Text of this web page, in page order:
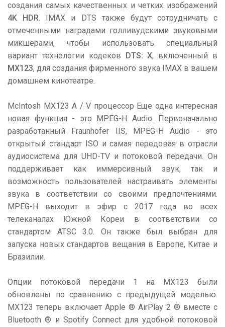
создания самых качественных и четких изображений
4K HDR. IMAX и DTS также будут сотрудничать с
отмеченными наградами голливудскими звуковыми
микшерами, чтобы использовать специальный
вариант технологии кодеков DTS: X, включенный в
MX123, для создания фирменного звука IMAX в вашем
домашнем кинотеатре.
McIntosh MX123 A / V процессор Еще одна интересная
новая функция - это MPEG-H Audio. Первоначально
разработанный Fraunhofer IIS, MPEG-H Audio - это
открытый стандарт ISO и самая передовая в отрасли
аудиосистема для UHD-TV и потоковой передачи. Он
поддерживает как иммерсивный звук, так и
возможность пользователей настраивать элементы
звука в соответствии со своими предпочтениями.
MPEG-H выходит в эфир с 2017 года во всех
телеканалах Южной Кореи в соответствии со
стандартом ATSC 3.0. Он также был выбран для
запуска новых стандартов вещания в Европе, Китае и
Бразилии.
Опции потоковой передачи 1 на MX123 были
обновлены по сравнению с предыдущей моделью.
MX123 теперь включает Apple ® AirPlay 2 ® вместе с
Bluetooth ® и Spotify Connect для удобной потоковой